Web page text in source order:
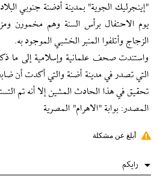
"إينجرليك الجوية" بمدينة أدضنة جنوبي
يوم الاحتفال برأس السنة وهم مخمورن
الزجاج وأتلفوا المنبر الخشبي الموجود به.
واستندت صحف علمانية وإسلامية إلى ما
التي تصدر في مدينة أضنة والتي أكدت أن
تحقيق في هذا الحادث المشين إلا أنه تم
المصدر: بوابة "الاهرام" المصرية
أبلغ عن مشكلة
رایکم